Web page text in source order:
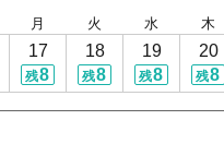
月
17
残8
火
18
残8
水
19
残8
木
20
残8